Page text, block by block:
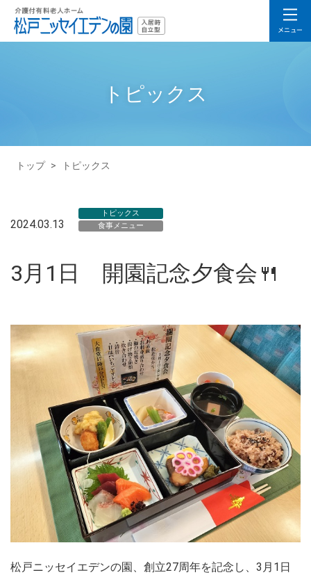
トピックス
トップ > トピックス
2024.03.13
トピックス
食事メニュー
3月1日 開園記念夕食会🍴
松戸ニッセイエデンの園、創立27周年を記念し、3月1日